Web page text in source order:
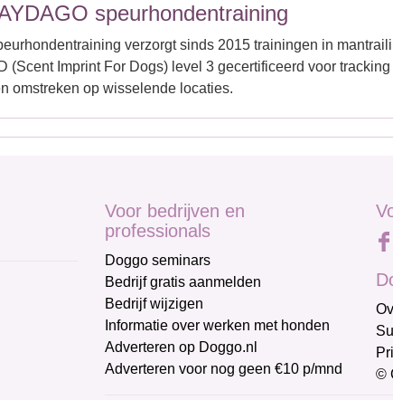
speurhondentraining
verzorgt sinds 2015 trainingen in
(Scent Imprint For Dogs) level 3 gecertificeerd voor
omstreken op wisselende locaties.
Voor bedrijven en
professionals
Doggo seminars
Bedrijf gratis aanmelden
Bedrijf wijzigen
Informatie over werken met honden
Adverteren op Doggo.nl
Adverteren voor nog geen €10 p/mnd
©